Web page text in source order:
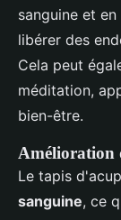
sanguine et
libérer des
Cela peut
méditation,
bien-être.
Amélioration
Le tapis
sanguine, ce